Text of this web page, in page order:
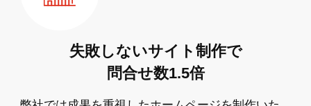
失敗しないサイト制作で
問合せ数1.5倍